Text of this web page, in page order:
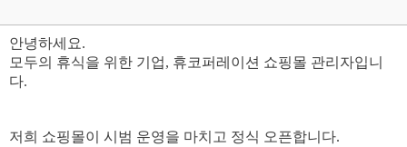
안녕하세요.
모두의 휴식을 위한 기업, 휴코퍼레이션 쇼핑몰 관리자입니
다.
저희 쇼핑몰이 시범 운영을 마치고 정식 오픈합니다.